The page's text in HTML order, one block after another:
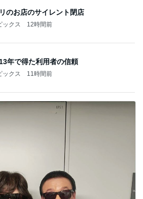
のお店のサイレント閉店
ックス 12時間前
年で得た利用者の信頼
ックス 11時間前